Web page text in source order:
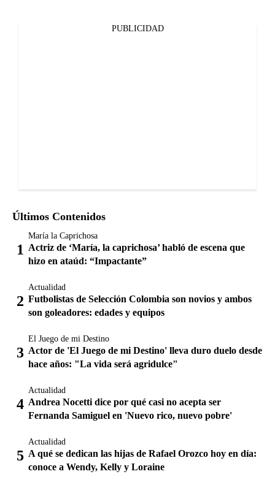
PUBLICIDAD
Últimos Contenidos
María la Caprichosa
Actriz de ‘María, la caprichosa’ habló de escena que
hizo en ataúd: “Impactante”
Actualidad
Futbolistas de Selección Colombia son novios y ambos
son goleadores: edades y equipos
El Juego de mi Destino
Actor de 'El Juego de mi Destino' lleva duro duelo desde
hace años: "La vida será agridulce"
Actualidad
Andrea Nocetti dice por qué casi no acepta ser
Fernanda Samiguel en 'Nuevo rico, nuevo pobre'
Actualidad
A qué se dedican las hijas de Rafael Orozco hoy en día:
conoce a Wendy, Kelly y Loraine